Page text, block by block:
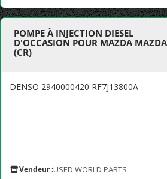
POMPE À INJECTION DIESEL
D'OCCASION POUR MAZDA
(CR)
DENSO 2940000420 RF7J13800A
Vendeur :USED WORLD PARTS